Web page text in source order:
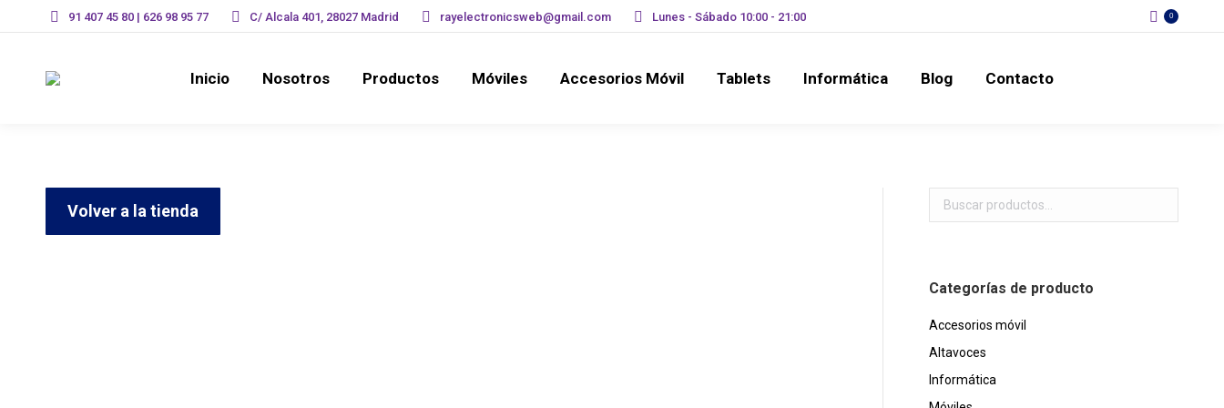
91 407 45 80 | 626 98 95 77 C/ Alcala 401, 28027 Madrid rayelectronicsweb@gmail.com Lunes - Sábado 10:00 - 21:00 0
Inicio Nosotros Productos Móviles Accesorios Móvil Tablets Informática Blog Contacto
Volver a la tienda
Categorías de producto
Accesorios móvil
Altavoces
Informática
Inicio Nosotros Productos Móviles Accesorios Móvil Tablets Informática Blog Contacto